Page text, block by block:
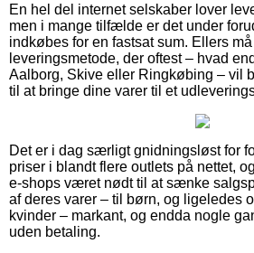
En hel del internet selskaber lover
men i mange tilfælde er det under
indkøbes for en fastsat sum. Ellers
leveringsmetode, der oftest – hvad
Aalborg, Skive eller Ringkøbing – vil
til at bringe dine varer til et
Det er i dag særligt gnidningsløst for
priser i blandt flere outlets på nettet,
e-shops været nødt til at sænke
af deres varer – til børn, og ligeledes
kvinder – markant, og endda nogle
uden betaling.